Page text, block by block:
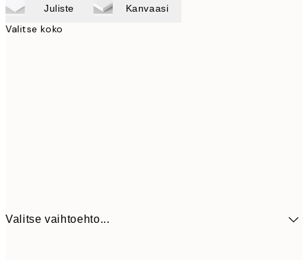
Juliste Kanvaasi
Valitse koko
Valitse vaihtoehto...